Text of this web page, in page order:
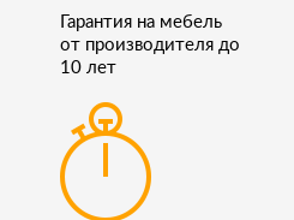
Гарантия на мебель
от производителя до
10 лет